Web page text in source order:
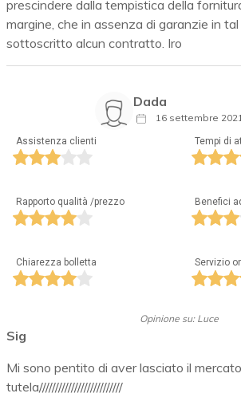
prescindere dalla tempistica della
margine, che in assenza di garanzie in
sottoscritto alcun contratto. Iro
Dada
16 settembre 2021
Assistenza clienti Tempi di
Rapporto qualità /prezzo Benefici
Chiarezza bolletta Servizio
Opinione su: Luce
Sig
Mi sono pentito di aver lasciato il
tutela//////////////////////////